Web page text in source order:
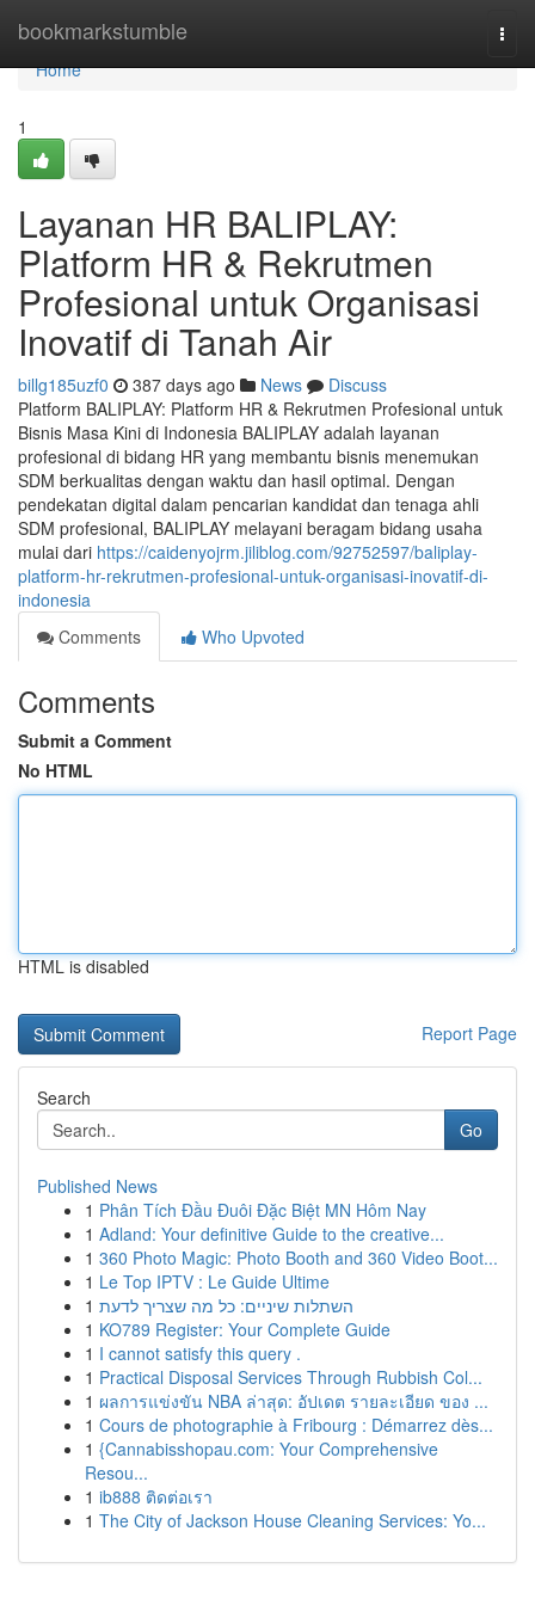
bookmarkstumble
Home
Home
1
Layanan HR BALIPLAY:
Platform HR & Rekrutmen
Profesional untuk Organisasi
Inovatif di Tanah Air
billg185uzf0 387 days ago News
Discuss
Platform BALIPLAY: Platform HR & Rekrutmen Profesional untuk
Bisnis Masa Kini di Indonesia BALIPLAY adalah layanan
profesional di bidang HR yang membantu bisnis menemukan
SDM berkualitas dengan waktu dan hasil optimal. Dengan
pendekatan digital dalam pencarian kandidat dan tenaga ahli
SDM profesional, BALIPLAY melayani beragam bidang usaha
mulai dari https://caidenyojrm.jiliblog.com/92752597/baliplay-
platform-hr-rekrutmen-profesional-untuk-organisasi-inovatif-di-
indonesia
Comments
Who Upvoted
Comments
Submit a Comment
No HTML
HTML is disabled
Report Page
Search
Go
Published News
1 Phân Tích Đầu Đuôi Đặc Biệt MN Hôm Nay
1 Adland: Your definitive Guide to the creative...
1 360 Photo Magic: Photo Booth and 360 Video Boot...
1 Le Top IPTV : Le Guide Ultime
1 השתלות שיניים: כל מה שצריך לדעת
1 KO789 Register: Your Complete Guide
1 I cannot satisfy this query .
1 Practical Disposal Services Through Rubbish Col...
1 ผลการแข่งขัน NBA ล่าสุด: อัปเดต รายละเอียด ของ ...
1 Cours de photographie à Fribourg : Démarrez dès...
1 {Cannabisshopau.com: Your Comprehensive
Resou...
1 ib888 ติดต่อเรา
1 The City of Jackson House Cleaning Services: Yo...